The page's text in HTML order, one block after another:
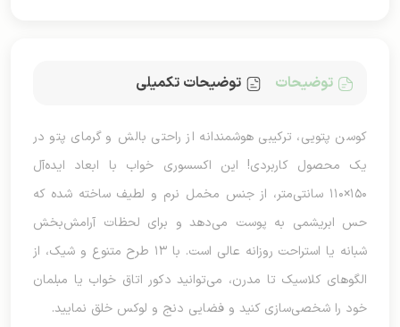
توضیحات توضیحات تکمیلی
کوسن پتویی، ترکیبی هوشمندانه از راحتی بالش و گرمای پتو در
یک محصول کاربردی! این اکسسوری خواب با ابعاد ایده‌آل
۱۵۰×۱۱۰ سانتی‌متر، از جنس مخمل نرم و لطیف ساخته شده که
حس ابریشمی به پوست می‌دهد و برای لحظات آرامش‌بخش
شبانه یا استراحت روزانه عالی است. با ۱۳ طرح متنوع و شیک، از
الگوهای کلاسیک تا مدرن، می‌توانید دکور اتاق خواب یا مبلمان
خود را شخصی‌سازی کنید و فضایی دنج و لوکس خلق نمایید.